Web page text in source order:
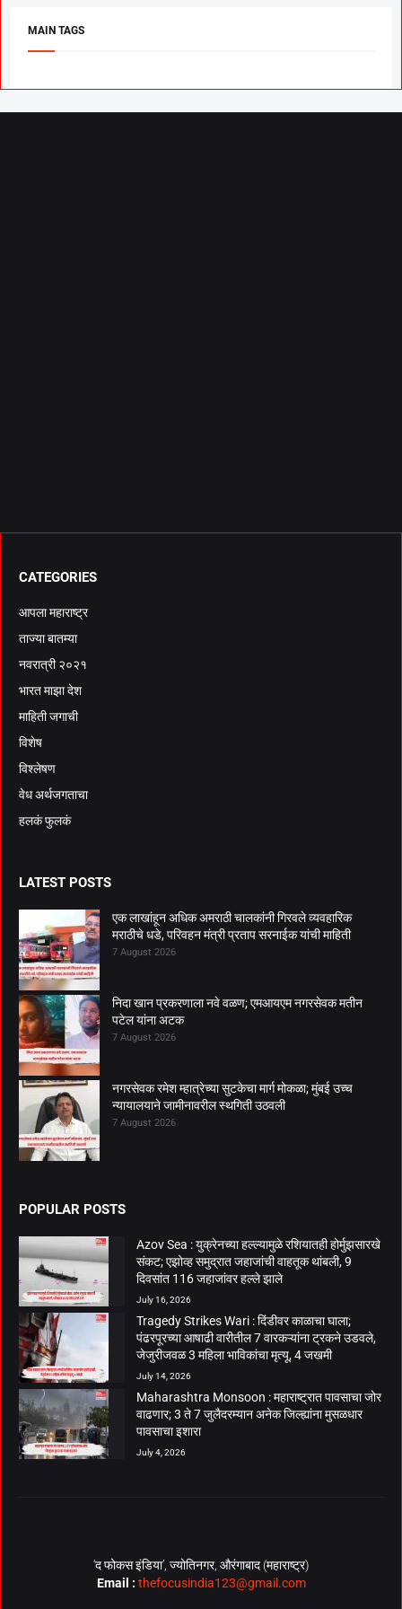
MAIN TAGS
CATEGORIES
आपला महाराष्ट्र
ताज्या बातम्या
नवरात्री २०२१
भारत माझा देश
माहिती जगाची
विशेष
विश्लेषण
वेध अर्थजगताचा
हलकं फुलकं
LATEST POSTS
एक लाखांहून अधिक अमराठी चालकांनी गिरवले व्यवहारिक
मराठीचे धडे, परिवहन मंत्री प्रताप सरनाईक यांची माहिती
7 August 2026
निदा खान प्रकरणाला नवे वळण; एमआयएम नगरसेवक मतीन
पटेल यांना अटक
7 August 2026
नगरसेवक रमेश म्हात्रेच्या सुटकेचा मार्ग मोकळा; मुंबई उच्च
न्यायालयाने जामीनावरील स्थगिती उठवली
7 August 2026
POPULAR POSTS
Azov Sea : युक्रेनच्या हल्ल्यामुळे रशियातही होर्मुझसारखे
संकट; एझोव्ह समुद्रात जहाजांची वाहतूक थांबली, 9
दिवसांत 116 जहाजांवर हल्ले झाले
July 16, 2026
Tragedy Strikes Wari : दिंडीवर काळाचा घाला;
पंढरपूरच्या आषाढी वारीतील 7 वारकऱ्यांना ट्रकने उडवले,
जेजुरीजवळ 3 महिला भाविकांचा मृत्यू, 4 जखमी
July 14, 2026
Maharashtra Monsoon : महाराष्ट्रात पावसाचा जोर
वाढणार; 3 ते 7 जुलैदरम्यान अनेक जिल्ह्यांना मुसळधार
पावसाचा इशारा
July 4, 2026
‘द फोकस इंडिया’, ज्योतिनगर, औरंगाबाद (महाराष्ट्र)
Email : thefocusindia123@gmail.com